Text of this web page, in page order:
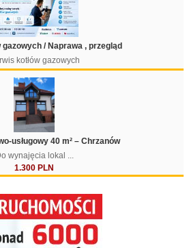
Filtruj
gazowych / Naprawa , przegląd
kotłów gazowych
usługowy 40 m² – Chrzanów
wynajęcia lokal ...
1.300 PLN